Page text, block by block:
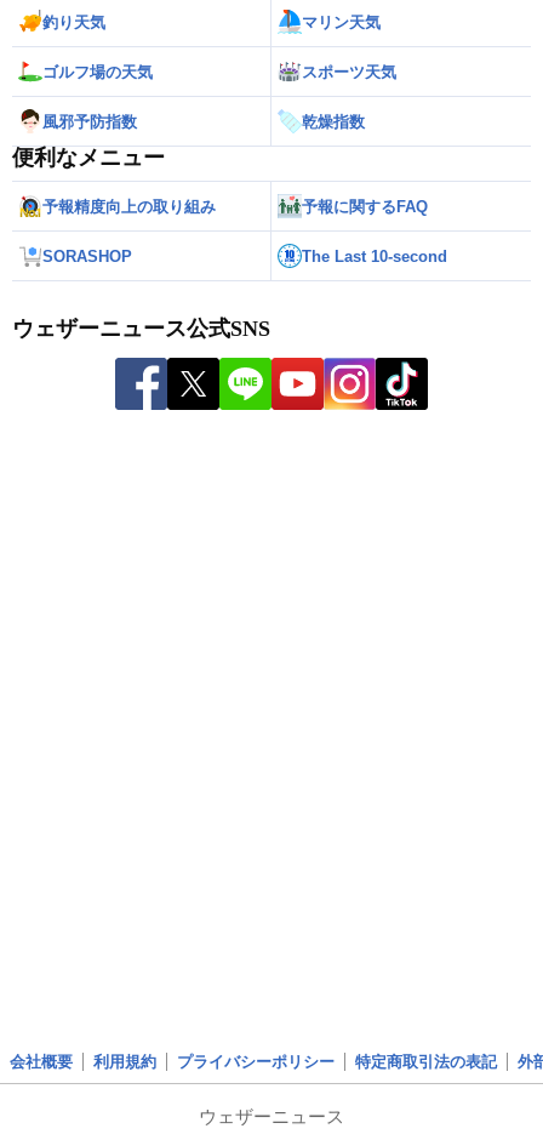
釣り天気 マリン天気
ゴルフ場の天気 スポーツ天気
風邪予防指数 乾燥指数
便利なメニュー
予報精度向上の取り組み 予報に関するFAQ
SORASHOP The Last 10-second
ウェザーニュース公式SNS
会社概要 利用規約 プライバシーポリシー 特定商取引法の表記 外
ウェザーニュース